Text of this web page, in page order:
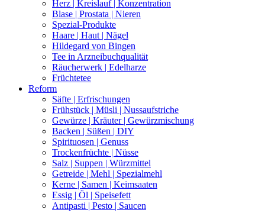
Herz | Kreislauf | Konzentration
Blase | Prostata | Nieren
Spezial-Produkte
Haare | Haut | Nägel
Hildegard von Bingen
Tee in Arzneibuchqualität
Räucherwerk | Edelharze
Früchtetee
Reform
Säfte | Erfrischungen
Frühstück | Müsli | Nussaufstriche
Gewürze | Kräuter | Gewürzmischung
Backen | Süßen | DIY
Spirituosen | Genuss
Trockenfrüchte | Nüsse
Salz | Suppen | Würzmittel
Getreide | Mehl | Spezialmehl
Kerne | Samen | Keimsaaten
Essig | Öl | Speisefett
Antipasti | Pesto | Saucen